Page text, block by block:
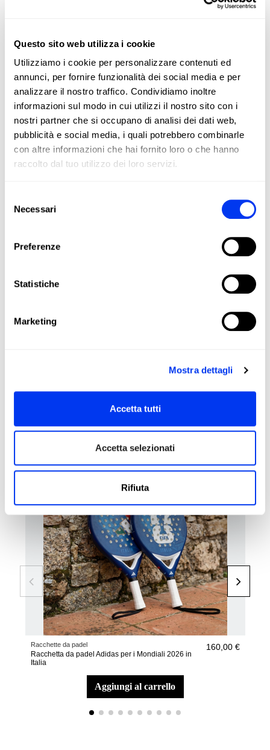
Questo sito web utilizza i cookie
Utilizziamo i cookie per personalizzare contenuti ed
annunci, per fornire funzionalità dei social media e per
analizzare il nostro traffico. Condividiamo inoltre
informazioni sul modo in cui utilizzi il nostro sito con i
nostri partner che si occupano di analisi dei dati web,
pubblicità e social media, i quali potrebbero combinarle
con altre informazioni che hai fornito loro o che hanno
raccolto dal tuo utilizzo dei loro servizi.
delNecessari
Preferenze
Statistiche
Marketing
Mostra dettagli
Accetta tutti
Accetta selezionati
Rifiuta
FIBERGLASS
Tocco morbido, maggiore comfort ed eccellente resa della
DETTAGLI
Level: Advanced
Face: Fiberglass
Structural Reinforcement
acquistato anche:
Racchette da padel
Racchetta da padel Adidas per i Mondiali 2026 in
Italia
160,00 €
aggiungi al carrello